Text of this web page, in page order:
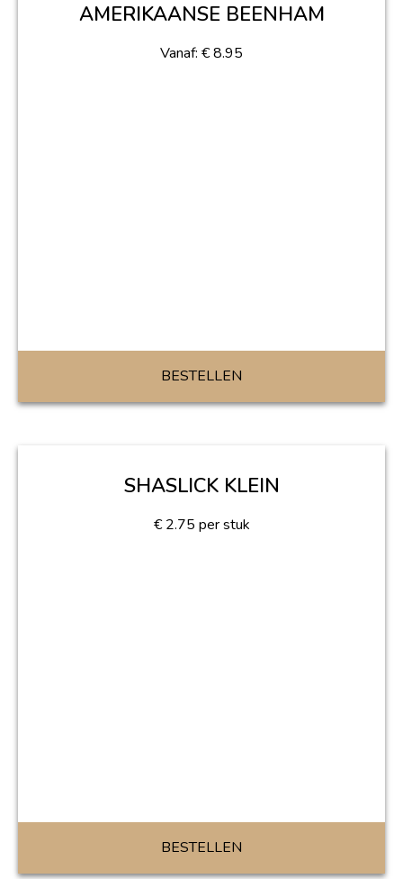
AMERIKAANSE BEENHAM
Vanaf: €8.95
BESTELLEN
SHASLICK KLEIN
€ 2.75 per stuk
BESTELLEN